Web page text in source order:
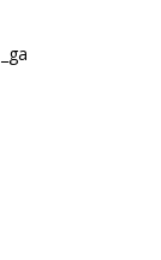
_ga